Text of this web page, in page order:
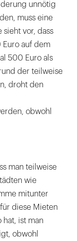
unnötig
muss eine
vor, dass
auf dem
500 Euro als
der teilweise
droht den
obwohl
man teilweise
wie
mitunter
diese Mieten
hat, ist man
obwohl